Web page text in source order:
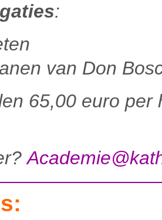
:
van Don
65,00 euro per